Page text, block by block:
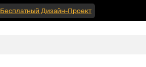
Бесплатный Дизайн-Проект